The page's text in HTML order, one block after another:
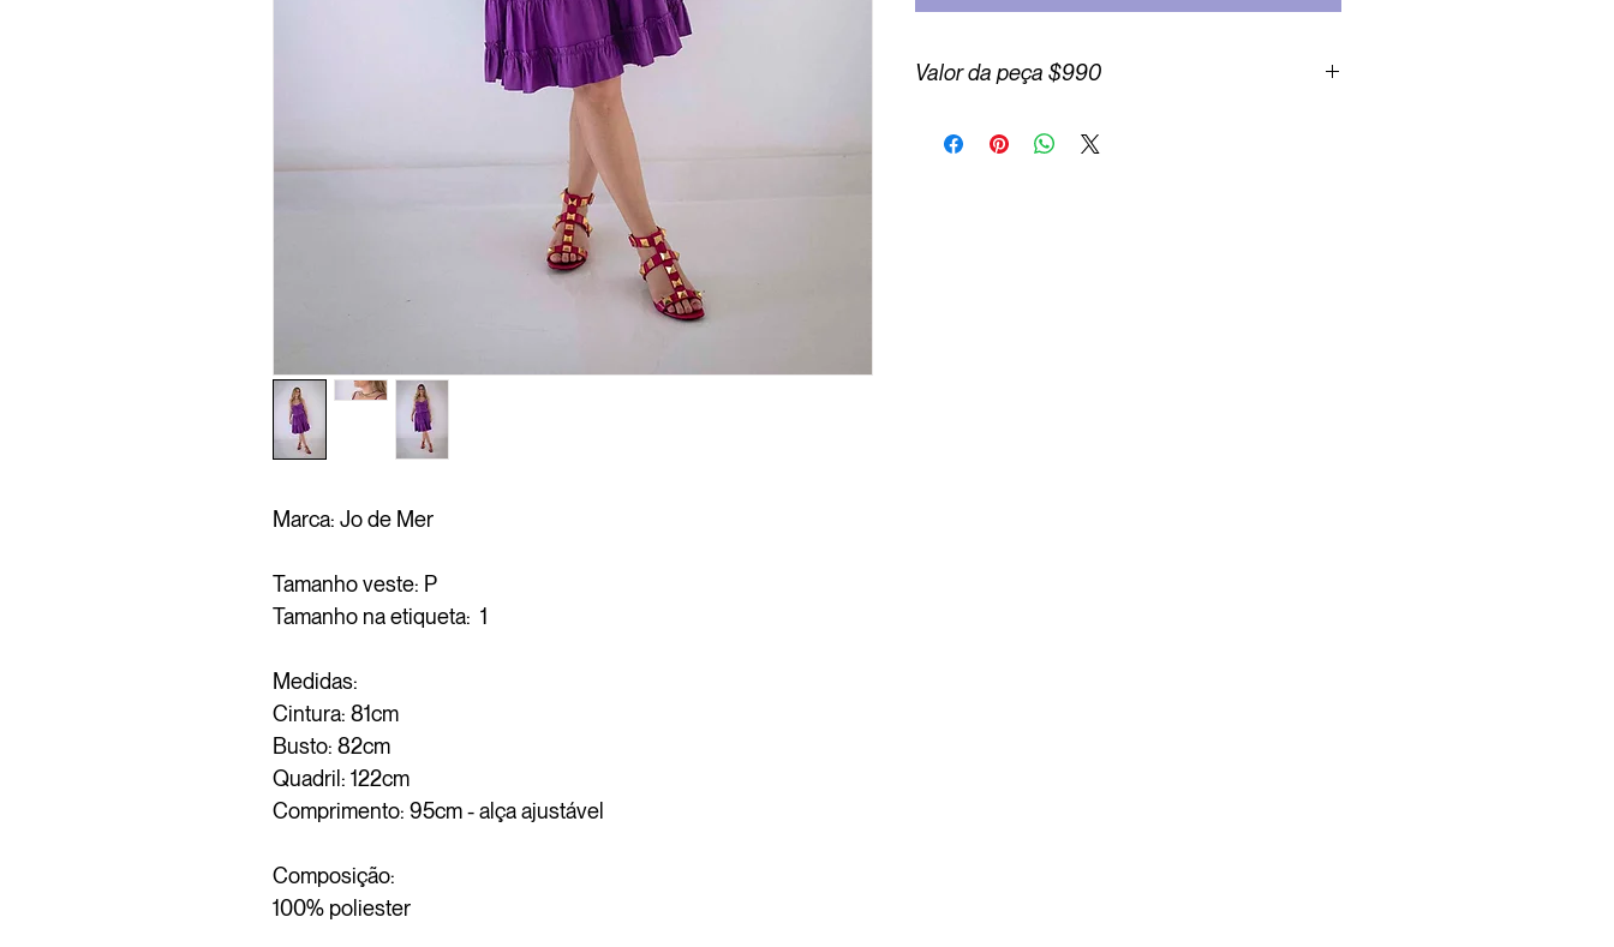
Marca: Jo de Mer
Tamanho veste: P
Tamanho na etiqueta: 1
Medidas:
Cintura: 81cm
Busto: 82cm
Quadril: 122cm
Comprimento: 95cm - alça ajustável
Composição:
100% poliester
Valor da peça $990